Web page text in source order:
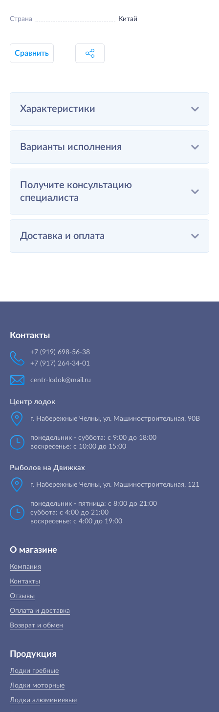
Страна Китай
Сравнить
Характеристики
Варианты исполнения
Получите консультацию
специалиста
Доставка и оплата
Контакты
+7 (919) 698-56-38
+7 (917) 264-34-01
centr-lodok@mail.ru
Центр лодок
г. Набережные Челны, ул. Машиностроительная, 90B
понедельник - суббота: с 9:00 до 18:00
воскресенье: с 10:00 до 15:00
Рыболов на Движках
г. Набережные Челны, ул. Машиностроительная, 121
понедельник - пятница: с 8:00 до 21:00
суббота: с 4:00 до 21:00
воскресенье: с 4:00 до 19:00
О магазине
Компания
Контакты
Отзывы
Оплата и доставка
Возврат и обмен
Продукция
Лодки гребные
Лодки моторные
Лодки алюминиевые